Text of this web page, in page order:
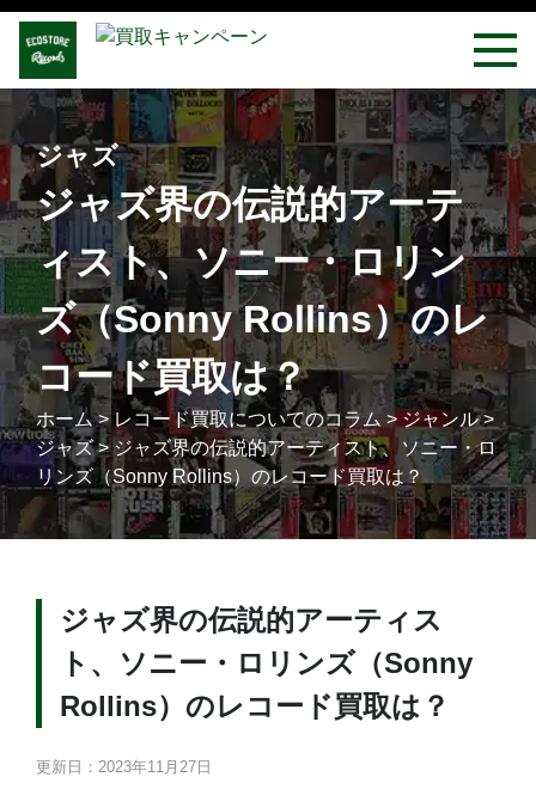
ジャズ
ジャズ界の伝説的アーテ
ィスト、ソニー・ロリン
ズ（Sonny Rollins）のレ
コード買取は？
ホーム> レコード買取についてのコラム > ジャンル>
ジャズ> ジャズ界の伝説的アーティスト、ソニー・ロ
リンズ（Sonny Rollins）のレコード買取は？
ジャズ界の伝説的アーティス
ト、ソニー・ロリンズ（Sonny
Rollins）のレコード買取は？
更新日：2023年11月27日